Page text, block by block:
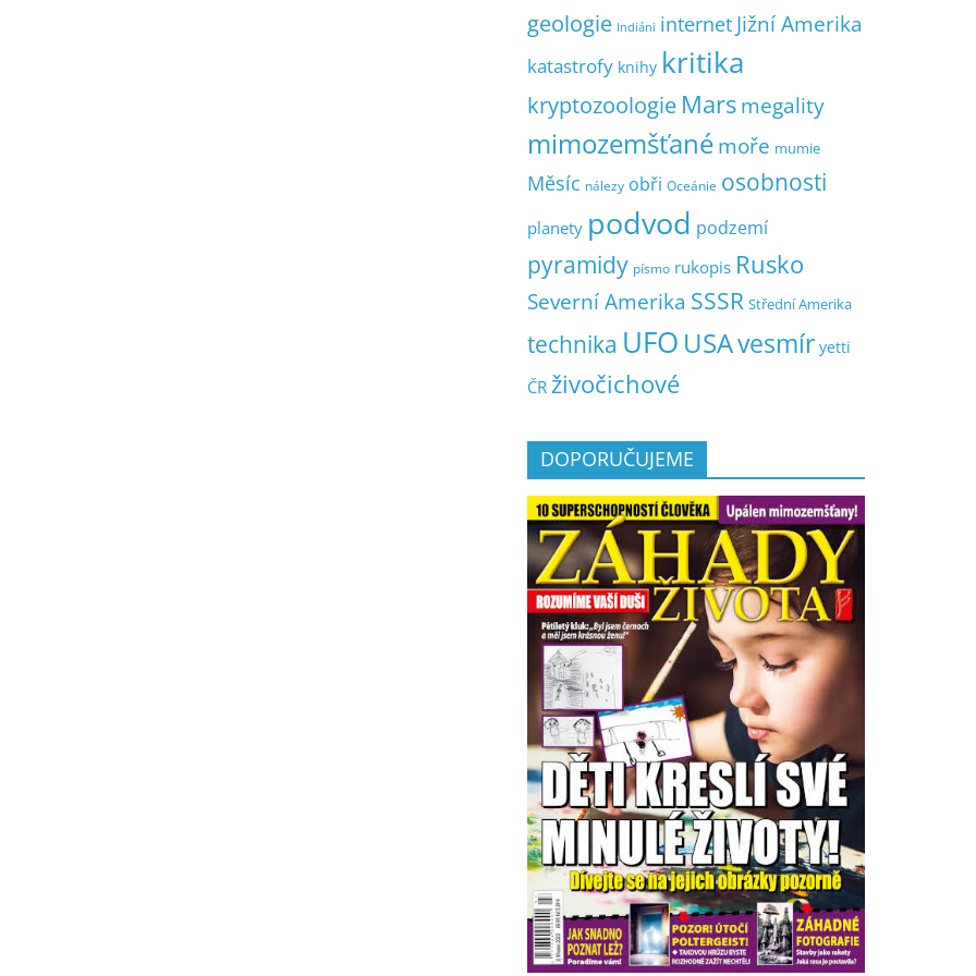
geologie Indiáni internet Jižní Amerika
katastrofy knihy kritika
kryptozoologie Marsmegality
mimozemšťanémoře mumie
Měsíc nálezy obři Oceánie osobnosti
planety podvod podzemí
pyramidy písmo rukopis Rusko
Severní Amerika SSSR Střední Amerika
technika UFO USAvesmír yetti
ČR živočichové
DOPORUČUJEME